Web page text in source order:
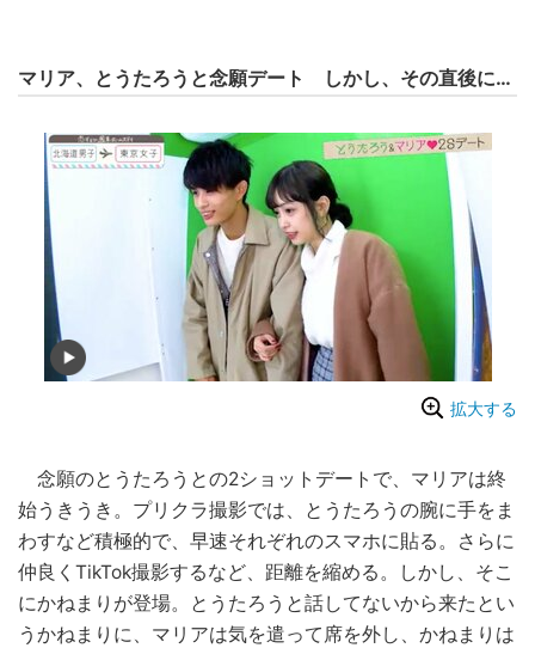
マリア、とうたろうと念願デート しかし、その直後に…
拡大する
念願のとうたろうとの2ショットデートで、マリアは終
始うきうき。プリクラ撮影では、とうたろうの腕に手をま
わすなど積極的で、早速それぞれのスマホに貼る。さらに
仲良くTikTok撮影するなど、距離を縮める。しかし、そこ
にかねまりが登場。とうたろうと話してないから来たとい
うかねまりに、マリアは気を遣って席を外し、かねまりは